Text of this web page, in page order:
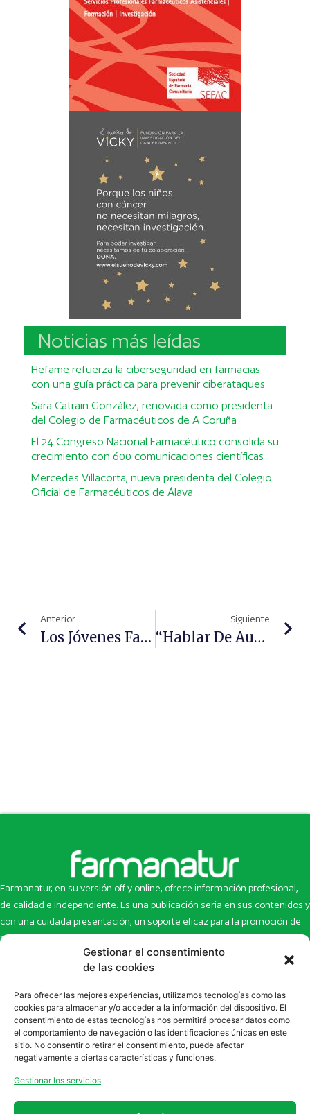
Gestionar el consentimiento
de las cookies
Para ofrecer las mejores experiencias, utilizamos tecnologías como las
cookies para almacenar y/o acceder a la información del dispositivo. El
consentimiento de estas tecnologías nos permitirá procesar datos como
el comportamiento de navegación o las identificaciones únicas en este
sitio. No consentir o retirar el consentimiento, puede afectar
negativamente a ciertas características y funciones.
Gestionar los servicios
Noticias más leídas
Hefame refuerza la ciberseguridad en farmacias
con una guía práctica para prevenir ciberataques
Sara Catrain González, renovada como presidenta
del Colegio de Farmacéuticos de A Coruña
El 24 Congreso Nacional Farmacéutico consolida su
crecimiento con 600 comunicaciones científicas
Mercedes Villacorta, nueva presidenta del Colegio
Oficial de Farmacéuticos de Álava
Anterior
Los Jóvenes Farmacéuticos Realizarán Prácticas En Boticas Rurales Para Combatir La Despoblación
Siguiente
“Hablar De Autocuidado Es Hablar También De Farmacia”, Jaume Pey, Director General De Anefp
Farmanatur, en su versión off y online, ofrece información profesional,
de calidad e independiente. Es una publicación seria en sus contenidos y
con una cuidada presentación, un soporte eficaz para la promoción de
productos y novedades.
Inicio
Newsletter
Eco Multimedia
Contacto
Artículos
Escaparate
Enlaces de interés
SUSCRÍBETE A NUESTRO NEWSLETTER
la sección deNewsletter